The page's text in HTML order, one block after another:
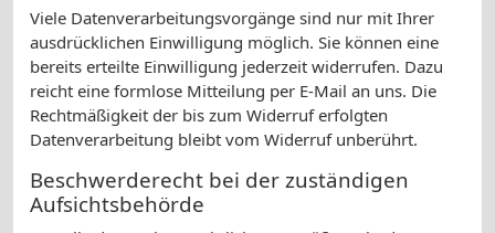
Viele Datenverarbeitungsvorgänge sind nur mit Ihrer
ausdrücklichen Einwilligung möglich. Sie können eine
bereits erteilte Einwilligung jederzeit widerrufen. Dazu
reicht eine formlose Mitteilung per E-Mail an uns. Die
Rechtmäßigkeit der bis zum Widerruf erfolgten
Datenverarbeitung bleibt vom Widerruf unberührt.
Beschwerderecht bei der zuständigen
Aufsichtsbehörde